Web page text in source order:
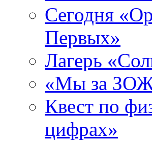
Сегодня
Первых»
Лагерь
«Мы за
Квест по
цифрах»